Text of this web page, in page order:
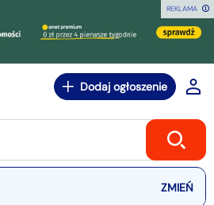
REKLAMA
Dodaj ogłoszenie